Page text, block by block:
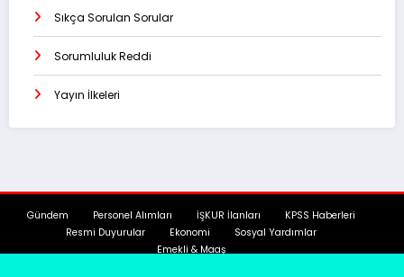
Sıkça Sorulan Sorular
Sorumluluk Reddi
Yayın İlkeleri
Gündem Personel Alımları İŞKUR İlanları
KPSS Haberleri
Resmi Duyurular
Ekonomi
Sosyal Yardımlar
Emekli & Maaş